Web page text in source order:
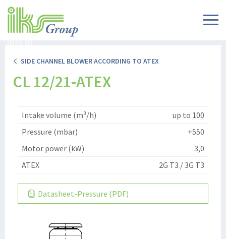
SIDE CHANNEL BLOWER ACCORDING TO ATEX
CL 12/21-ATEX
Intake volume (m³/h)
up to 100
Pressure (mbar)
+550
Motor power (kW)
3,0
ATEX
2G T3 / 3G T3
Datasheet-Pressure (PDF)